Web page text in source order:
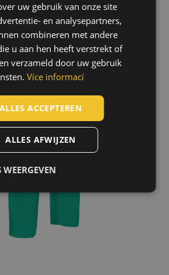
SLOVAK
ROMANIAN
POLISH
GERMAN
SPANISH
uw gebruik van onze site
en analysepartners,
combineren met andere
u aan hen heeft verstrekt of
verzameld door uw gebruik
Více informací
ALLES ACCEPTEREN
ALLES AFWIJZEN
WEERGEVEN